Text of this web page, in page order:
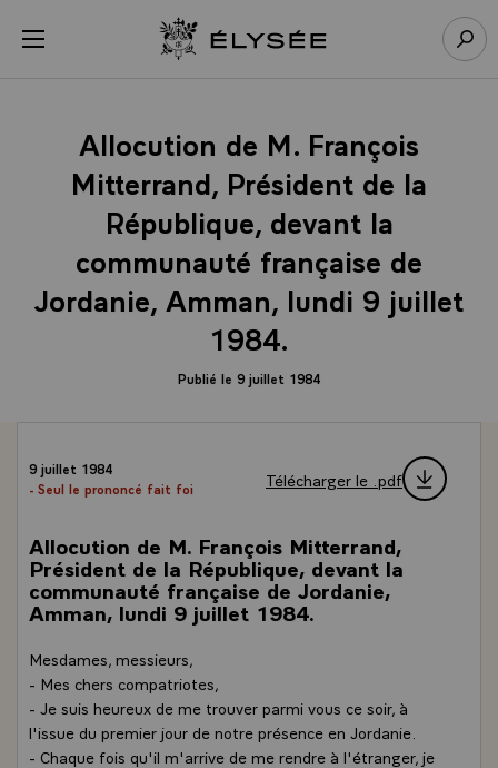
menu Retour à l’accueil Élysée
Allocution de M. François
Mitterrand, Président de la
République, devant la
communauté française de
Jordanie, Amman, lundi 9 juillet
1984.
Publié le 9 juillet 1984
9 juillet 1984
- Seul le prononcé fait foi
Télécharger le .pdf
Allocution de M. François Mitterrand,
Président de la République, devant la
communauté française de Jordanie,
Amman, lundi 9 juillet 1984.
Mesdames, messieurs,
- Mes chers compatriotes,
- Je suis heureux de me trouver parmi vous ce soir, à
l'issue du premier jour de notre présence en Jordanie.
- Chaque fois qu'il m'arrive de me rendre à l'étranger, je
Panneau de gestion des cookies